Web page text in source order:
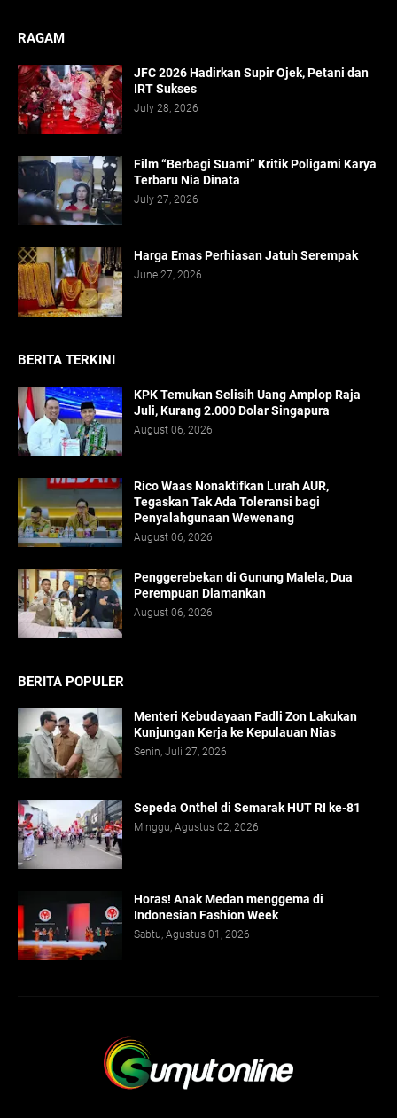
RAGAM
JFC 2026 Hadirkan Supir Ojek, Petani dan
IRT Sukses
July 28, 2026
Film “Berbagi Suami” Kritik Poligami Karya
Terbaru Nia Dinata
July 27, 2026
Harga Emas Perhiasan Jatuh Serempak
June 27, 2026
BERITA TERKINI
KPK Temukan Selisih Uang Amplop Raja
Juli, Kurang 2.000 Dolar Singapura
August 06, 2026
Rico Waas Nonaktifkan Lurah AUR,
Tegaskan Tak Ada Toleransi bagi
Penyalahgunaan Wewenang
August 06, 2026
Penggerebekan di Gunung Malela, Dua
Perempuan Diamankan
August 06, 2026
BERITA POPULER
Menteri Kebudayaan Fadli Zon Lakukan
Kunjungan Kerja ke Kepulauan Nias
Senin, Juli 27, 2026
Sepeda Onthel di Semarak HUT RI ke-81
Minggu, Agustus 02, 2026
Horas! Anak Medan menggema di
Indonesian Fashion Week
Sabtu, Agustus 01, 2026